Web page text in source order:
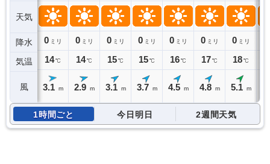
天気
降水
気温
風
0 ミリ
14℃
3.1 m
0 ミリ
14℃
2.9 m
0 ミリ
15℃
3.1 m
0 ミリ
15℃
3.7 m
0 ミリ
16℃
4.5 m
0 ミリ
17℃
4.8 m
0 ミリ
18℃
5.1 m
1時間ごと 今日明日 2週間天気